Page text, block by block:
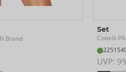
Brand
Set
Cottelli
UVP: